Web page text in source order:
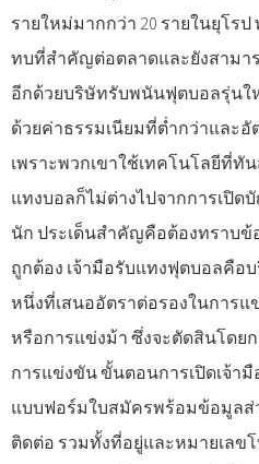
รายใหม่มากกว่า 20 รายในยุโร
ทบที่สำคัญต่อตลาดและยังสามา
อีกด้วยบริษัทรับพนันฟุตบอลรุ่นใ
ด้วยค่าธรรมเนียมที่ต่ำกว่าและ
เพราะพวกเขาใช้เทคโนโลยีที่ทั
แทงบอลก็ไม่ต่างไปจากการเปิ
นัก ประเด็นสำคัญคือต้องทราบ
ถูกต้อง เจ้ามือรับแทงฟุตบอลคือ
หนึ่งที่เสนออัตราต่อรองในการแ
หรือการแข่งม้า ซึ่งจะตัดสินโดย
การแข่งขัน ขั้นตอนการเปิดเจ้า
แบบฟอร์มใบสมัครพร้อมข้อมูลส่
ติดต่อ รวมทั้งที่อยู่และหมายเลข